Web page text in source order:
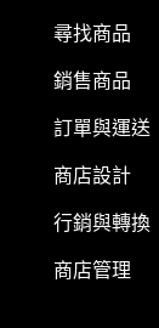
尋找商品
銷售商品
訂單與運送
商店設計
行銷與轉換
商店管理